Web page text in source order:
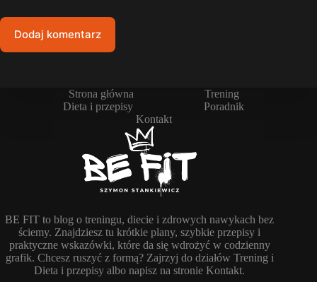
Dodaj komentarz
Strona główna
Trening
Dieta i przepisy
Poradnik
Kontakt
BE FIT to blog o treningu, diecie i zdrowych nawykach bez
ściemy. Znajdziesz tu krótkie plany, szybkie przepisy i
praktyczne wskazówki, które da się wdrożyć w codzienny
grafik. Chcesz ruszyć z formą? Zajrzyj do działów Trening i
Dieta i przepisy albo napisz na stronie Kontakt.